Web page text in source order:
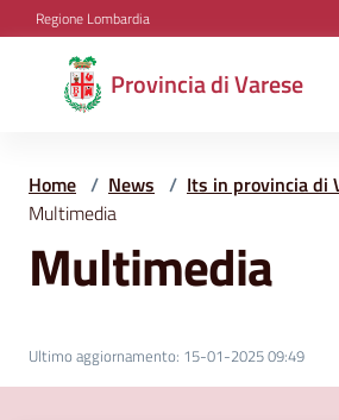
Vai al contenuto
Vai alla navigazione
Vai al footer
Regione Lombardia
Provincia di Varese
Provincia
di
Aree
tematiche
Amministrazione
Home / News / Its in provincia di
Multimedia
Multimedia
Ultimo aggiornamento: 15-01-2025 09:49